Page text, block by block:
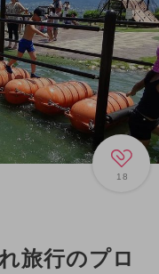
18
旅行のプロ